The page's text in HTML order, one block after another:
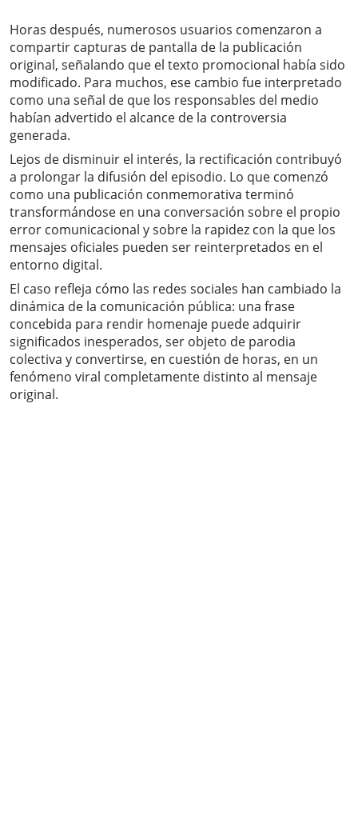
Horas después, numerosos usuarios comenzaron a
compartir capturas de pantalla de la publicación
original, señalando que el texto promocional había sido
modificado. Para muchos, ese cambio fue interpretado
como una señal de que los responsables del medio
habían advertido el alcance de la controversia
generada.
Lejos de disminuir el interés, la rectificación contribuyó
a prolongar la difusión del episodio. Lo que comenzó
como una publicación conmemorativa terminó
transformándose en una conversación sobre el propio
error comunicacional y sobre la rapidez con la que los
mensajes oficiales pueden ser reinterpretados en el
entorno digital.
El caso refleja cómo las redes sociales han cambiado la
dinámica de la comunicación pública: una frase
concebida para rendir homenaje puede adquirir
significados inesperados, ser objeto de parodia
colectiva y convertirse, en cuestión de horas, en un
fenómeno viral completamente distinto al mensaje
original.